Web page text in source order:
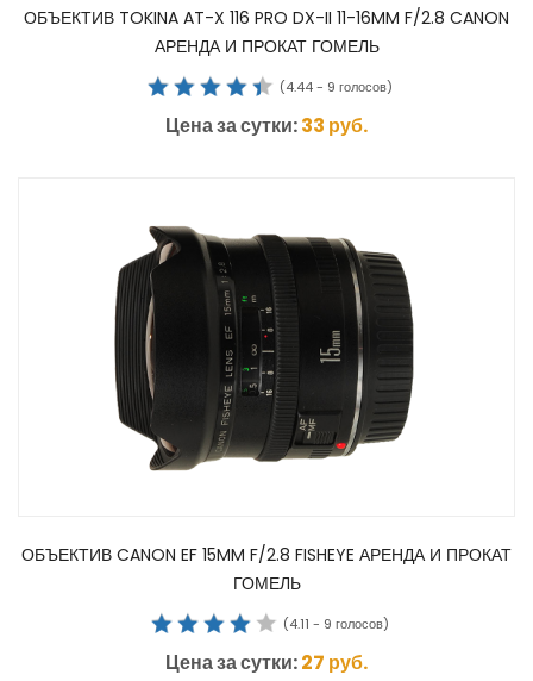
ОБЪЕКТИВ TOKINA AT-X 116 PRO DX-II 11-16MM F/2.8 CANON
АРЕНДА И ПРОКАТ ГОМЕЛЬ
(4.44- 9 голосов)
Цена за сутки:33 руб.
ОБЪЕКТИВ CANON EF 15MM F/2.8 FISHEYE АРЕНДА И ПРОКАТ
ГОМЕЛЬ
(4.11 - 9 голосов)
Цена за сутки:27 руб.